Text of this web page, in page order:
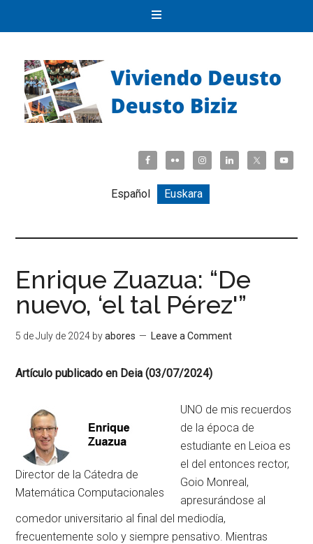
Español Euskara
Enrique Zuazua: “De
nuevo, ‘el tal Pérez'”
5 de July de 2024 byabores Leave a Comment
Artículo publicado en Deia (03/07/2024)
Director de la Cátedra de
Matemática Computacionales
UNO de mis recuerdos
de la época de
estudiante en Leioa es
el del entonces rector,
Goio Monreal,
apresurándose al
comedor universitario al final del mediodía,
frecuentemente solo y siempre pensativo. Mientras